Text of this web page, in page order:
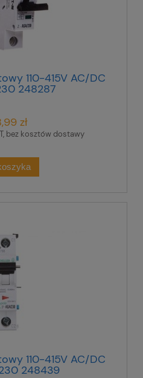
110-415V AC/DC
248287
zł
bez kosztów dostawy
110-415V AC/DC
248439